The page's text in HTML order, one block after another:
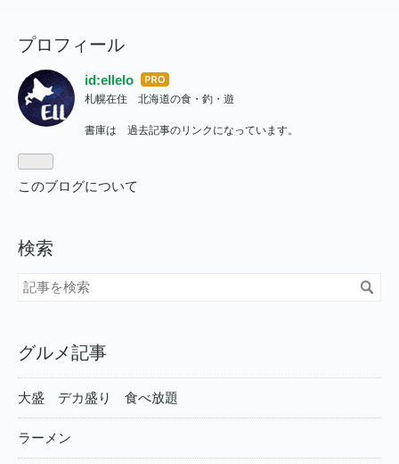
プロフィール
id:ellelo はて
なブ
ログ
札幌在住 北海道の食・釣・遊
書庫は 過去記事のリンクになっています。
このブログについて
検索
グルメ記事
大盛 デカ盛り 食べ放題
ラーメン